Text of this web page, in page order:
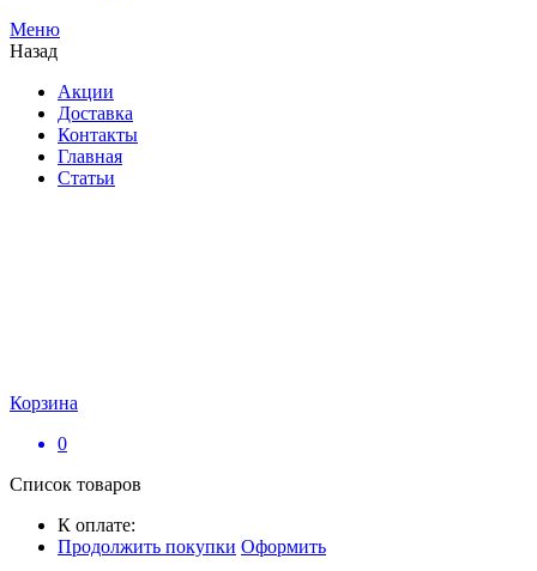
Меню
Назад
Акции
Доставка
Контакты
Главная
Статьи
Корзина
0
Список товаров
К оплате:
Продолжить покупки Оформить